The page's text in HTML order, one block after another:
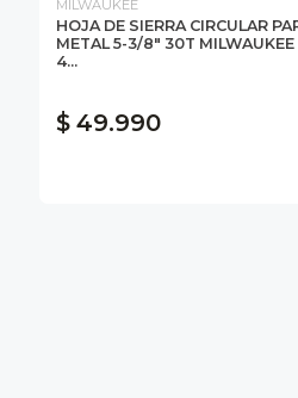
MILWAUKEE
HOJA DE SIERRA CIRCULAR
METAL 5-3/8" 30T MILWAUKEE
4...
$ 49.990